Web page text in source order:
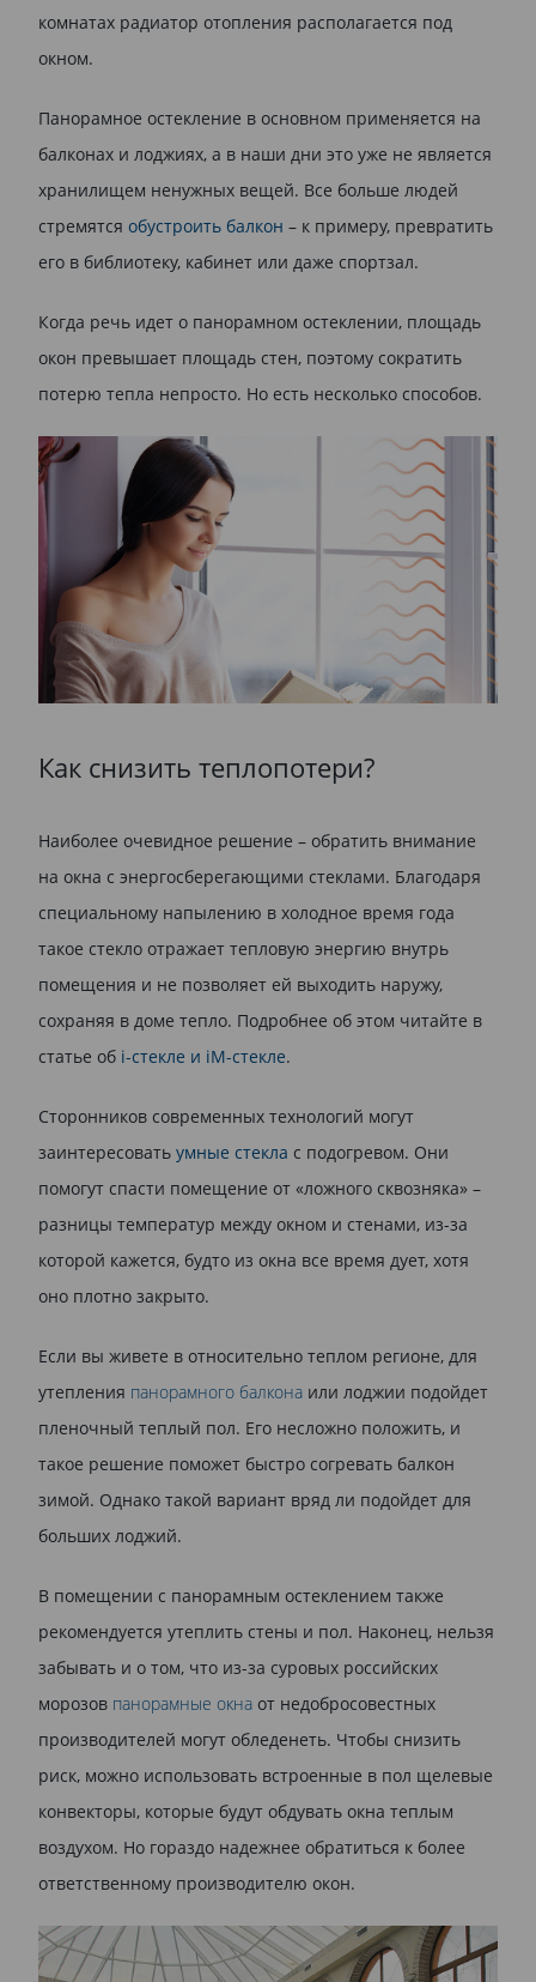
комнатах радиатор отопления располагается под
окном.
Панорамное остекление в основном применяется на
балконах и лоджиях, а в наши дни это уже не является
хранилищем ненужных вещей. Все больше людей
стремятся обустроить балкон – к примеру, превратить
его в библиотеку, кабинет или даже спортзал.
Когда речь идет о панорамном остеклении, площадь
окон превышает площадь стен, поэтому сократить
потерю тепла непросто. Но есть несколько способов.
Как снизить теплопотери?
Наиболее очевидное решение – обратить внимание
на окна с энергосберегающими стеклами. Благодаря
специальному напылению в холодное время года
такое стекло отражает тепловую энергию внутрь
помещения и не позволяет ей выходить наружу,
сохраняя в доме тепло. Подробнее об этом читайте в
статье об i-стекле и iM-стекле.
Сторонников современных технологий могут
заинтересовать умные стекла с подогревом. Они
помогут спасти помещение от «ложного сквозняка» –
разницы температур между окном и стенами, из-за
которой кажется, будто из окна все время дует, хотя
оно плотно закрыто.
Если вы живете в относительно теплом регионе, для
утепления панорамного балкона или лоджии подойдет
пленочный теплый пол. Его несложно положить, и
такое решение поможет быстро согревать балкон
зимой. Однако такой вариант вряд ли подойдет для
больших лоджий.
В помещении с панорамным остеклением также
рекомендуется утеплить стены и пол. Наконец, нельзя
забывать и о том, что из-за суровых российских
морозов панорамные окна от недобросовестных
производителей могут обледенеть. Чтобы снизить
риск, можно использовать встроенные в пол щелевые
конвекторы, которые будут обдувать окна теплым
воздухом. Но гораздо надежнее обратиться к более
ответственному производителю окон.